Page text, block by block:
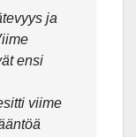
ja
ensi
viime